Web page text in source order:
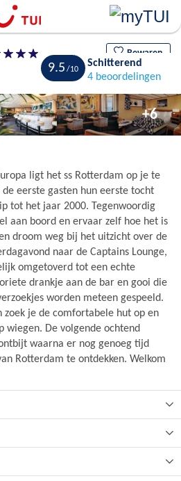
Bewaren
9.5
Schitterend
4 beoordelingen
+6
ligt het ss Rotterdam op je te
eerste gasten hun eerste tocht
tot het jaar 2000. Tegenwoordig
aan boord en ervaar zelf hoe het is
droom weg bij het uitzicht over de
naar de Captains Lounge,
omgetoverd tot een echte
drankje aan de bar en gooi die
worden meteen gespeeld.
zoek je de comfortabele hut op en
wiegen. De volgende ochtend
waarna er nog genoeg tijd
Rotterdam te ontdekken. Welkom